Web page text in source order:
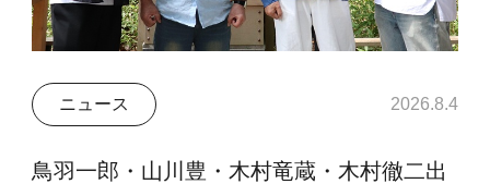
ニュース 2026.8.4
鳥羽一郎・山川豊・木村竜蔵・木村徹二出